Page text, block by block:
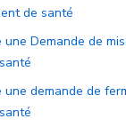
de santé
Demande de
demande de